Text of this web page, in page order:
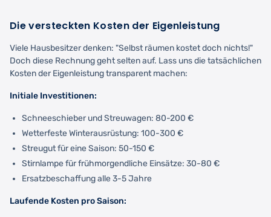
Die versteckten Kosten der Eigenleistung
Viele Hausbesitzer denken: "Selbst räumen kostet doch nichts!"
Doch diese Rechnung geht selten auf. Lass uns die tatsächlichen
Kosten der Eigenleistung transparent machen:
Initiale Investitionen:
Schneeschieber und Streuwagen: 80-200 €
Wetterfeste Winterausrüstung: 100-300 €
Streugut für eine Saison: 50-150 €
Stirnlampe für frühmorgendliche Einsätze: 30-80 €
Ersatzbeschaffung alle 3-5 Jahre
Laufende Kosten pro Saison: